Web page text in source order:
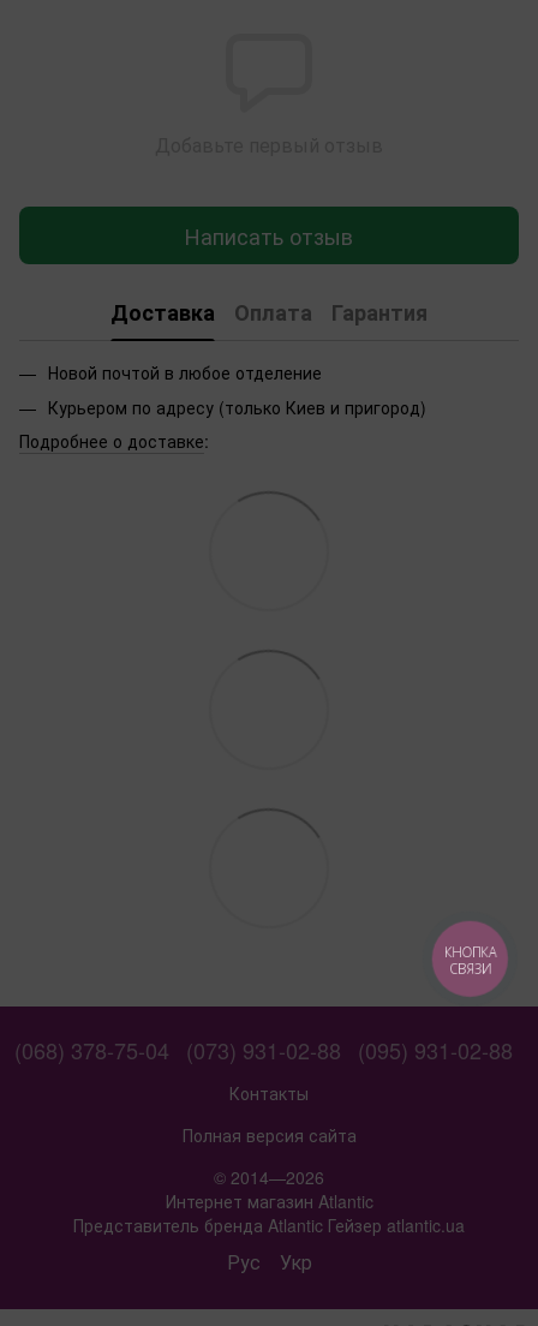
Написать отзыв
Доставка Оплата Гарантия
Новой почтой в любое отделение
Курьером по адресу (только Киев и пригород)
Подробнее о доставке:
(068) 378-75-04 (073) 931-02-88 (095) 931-02-88
Контакты
Полная версия сайта
© 2014—2026
Интернет магазин Atlantic
Представитель бренда Atlantic Гейзер atlantic.ua
Рус Укр
КНОПКА
СВЯЗИ